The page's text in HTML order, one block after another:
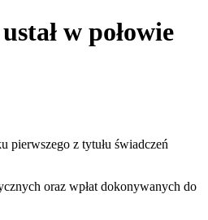
w połowie
pierwszego z tytułu świadczeń
oraz wpłat dokonywanych do